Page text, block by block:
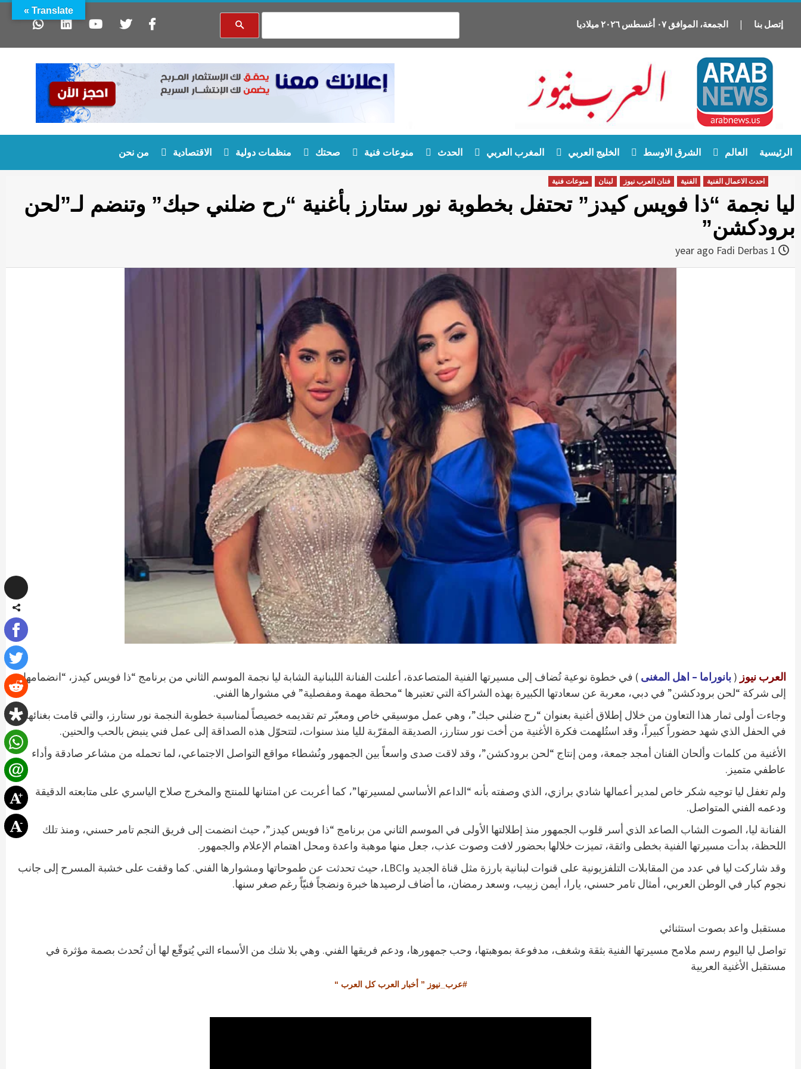
إتصل بنا | الجمعة، الموافق٠٧ أغسطس ٢٠٢٦ميلاديا
content
الرئيسية العالم الشرق الاوسط الخليج العربي المغرب العربي الحدث منوعات فنية صحتك منظمات دولية الاقتصادية من نحن
احدث الاعمال الفنية الفنية فنان العرب نيوز لبنان منوعات فنية
ليا نجمة “ذا فويس كيدز” تحتفل بخطوبة نور ستارز بأغنية “رح ضلني حبك” وتنضم لـ”لحن
برودكشن”
Fadi Derbas
العرب نيوز ( بانوراما – اهل المغنى ) في خطوة نوعية تُضاف إلى مسيرتها الفنية المتصاعدة، أعلنت الفنانة اللبنانية الشابة ليا نجمة الموسم الثاني من برنامج “ذا فويس كيدز، “انضمامها
إلى شركة “لحن برودكشن” في دبي، معربة عن سعادتها الكبيرة بهذه الشراكة التي تعتبرها “محطة مهمة ومفصلية” في مشوارها الفني.
وجاءت أولى ثمار هذا التعاون من خلال إطلاق أغنية بعنوان “رح ضلني حبك”، وهي عمل موسيقي خاص ومعبّر تم تقديمه خصيصاً لمناسبة خطوبة النجمة نور ستارز، والتي قامت بغنائها
في الحفل الذي شهد حضوراً كبيراً، وقد استُلهمت فكرة الأغنية من أخت نور ستارز، الصديقة المقرّبة لليا منذ سنوات، لتتحوّل هذه الصداقة إلى عمل فني ينبض بالحب والحنين.
الأغنية من كلمات وألحان الفنان أمجد جمعة، ومن إنتاج “لحن برودكشن”، وقد لاقت صدى واسعاً بين الجمهور ونُشطاء مواقع التواصل الاجتماعي، لما تحمله من مشاعر صادقة وأداء
عاطفي متميز.
ولم تغفل ليا توجيه شكر خاص لمدير أعمالها شادي برازي، الذي وصفته بأنه “الداعم الأساسي لمسيرتها”، كما أعربت عن امتنانها للمنتج والمخرج صلاح الياسري على متابعته الدقيقة
ودعمه الفني المتواصل.
الفنانة ليا، الصوت الشاب الصاعد الذي أسر قلوب الجمهور منذ إطلالتها الأولى في الموسم الثاني من برنامج “ذا فويس كيدز”، حيث انضمت إلى فريق النجم تامر حسني، ومنذ تلك
اللحظة، بدأت مسيرتها الفنية بخطى واثقة، تميزت خلالها بحضور لافت وصوت عذب، جعل منها موهبة واعدة ومحل اهتمام الإعلام والجمهور.
وقد شاركت ليا في عدد من المقابلات التلفزيونية على قنوات لبنانية بارزة مثل قناة الجديد وLBCI، حيث تحدثت عن طموحاتها ومشوارها الفني. كما وقفت على خشبة المسرح إلى جانب
نجوم كبار في الوطن العربي، أمثال تامر حسني، يارا، أيمن زبيب، وسعد رمضان، ما أضاف لرصيدها خبرة ونضجاً فنيّاً رغم صغر سنها.
مستقبل واعد بصوت استثنائي
تواصل ليا اليوم رسم ملامح مسيرتها الفنية بثقة وشغف، مدفوعة بموهبتها، وحب جمهورها، ودعم فريقها الفني. وهي بلا شك من الأسماء التي يُتوقّع لها أن تُحدث بصمة مؤثرة في
مستقبل الأغنية العربية
#عرب_نيوز ” أخبار العرب كل العرب “
Translate »